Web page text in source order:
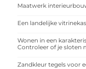
Maatwerk
Een landelijke
Wonen in een
Controleer of je sloten
Zandkleur tegels voor